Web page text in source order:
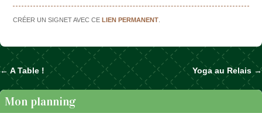
CRÉER UN SIGNET AVEC CELIEN PERMANENT
Naviguer dans les articles
← A Table ! Yoga au Relais →
Mon planning